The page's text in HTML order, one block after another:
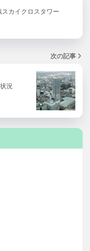
カイクロスタワー
次の記事
況